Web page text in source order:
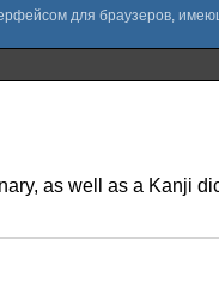
as well as a Kanji